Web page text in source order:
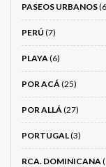
PASEOS URBANOS
PERÚ (7)
PLAYA (6)
POR ACÁ (25)
POR ALLÁ (27)
PORTUGAL(3)
RCA. DOMINICANA